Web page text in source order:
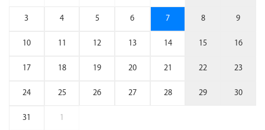
3 4 5 6 7 8 9
10 11 12 13 14 15 16
17 18 19 20 21 22 23
24 25 26 27 28 29 30
31 1